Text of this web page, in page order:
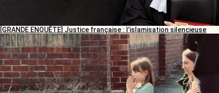
[GRANDE ENQUÊTE] Justice française : l’islamisation silencieuse